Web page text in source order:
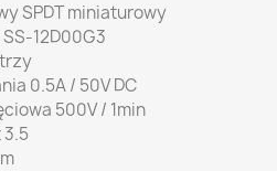
SPDT miniaturowy
12D00G3
0.5A / 50V DC
500V / 1min